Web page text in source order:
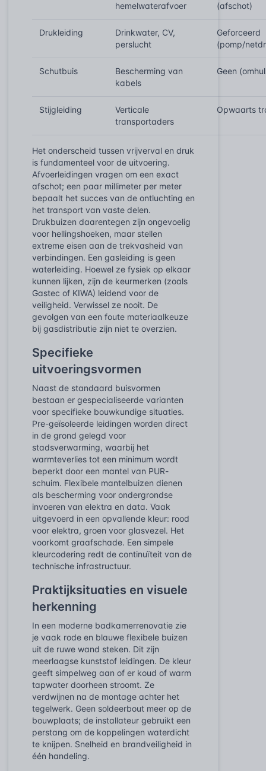
hemelwaterafvoer (afschot)
Drukleiding
Drinkwater, CV,
perslucht
Geforceerd
(pomp/
Schutbuis
Bescherming van
kabels
Geen
Stijgleiding
Verticale
transportaders
Opwaarts
Het onderscheid tussen vrijverval en druk
is fundamenteel voor de uitvoering.
Afvoerleidingen vragen om een exact
afschot; een paar millimeter per meter
bepaalt het succes van de ontluchting en
het transport van vaste delen.
Drukbuizen daarentegen zijn ongevoelig
voor hellingshoeken, maar stellen
extreme eisen aan de trekvasheid van
verbindingen. Een gasleiding is geen
waterleiding. Hoewel ze fysiek op elkaar
kunnen lijken, zijn de keurmerken (zoals
Gastec of KIWA) leidend voor de
veiligheid. Verwissel ze nooit. De
gevolgen van een foute materiaalkeuze
bij gasdistributie zijn niet te overzien.
Specifieke
uitvoeringsvormen
Naast de standaard buisvormen
bestaan er gespecialiseerde varianten
voor specifieke bouwkundige situaties.
Pre-geïsoleerde leidingen worden direct
in de grond gelegd voor
stadsverwarming, waarbij het
warmteverlies tot een minimum wordt
beperkt door een mantel van PUR-
schuim. Flexibele mantelbuizen dienen
als bescherming voor ondergrondse
invoeren van elektra en data. Vaak
uitgevoerd in een opvallende kleur: rood
voor elektra, groen voor glasvezel. Het
voorkomt graafschade. Een simpele
kleurcodering redt de continuïteit van de
technische infrastructuur.
Praktijksituaties en visuele
herkenning
In een moderne badkamerrenovatie zie
je vaak rode en blauwe flexibele buizen
uit de ruwe wand steken. Dit zijn
meerlaagse kunststof leidingen. De kleur
geeft simpelweg aan of er koud of warm
tapwater doorheen stroomt. Ze
verdwijnen na de montage achter het
tegelwerk. Geen soldeerbout meer op de
bouwplaats; de installateur gebruikt een
perstang om de koppelingen waterdicht
te knijpen. Snelheid en brandveiligheid in
één handeling.